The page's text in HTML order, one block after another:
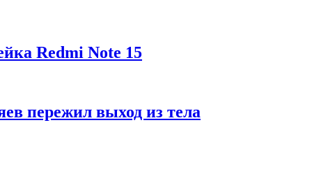
Redmi Note 15
пережил выход из тела